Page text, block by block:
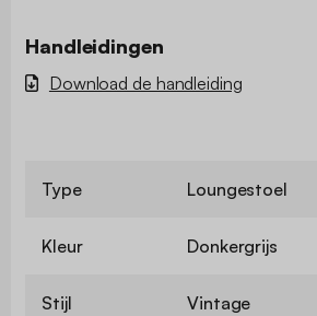
Handleidingen
Download de handleiding
Type Loungestoel
Kleur Donkergrijs
Stijl Vintage